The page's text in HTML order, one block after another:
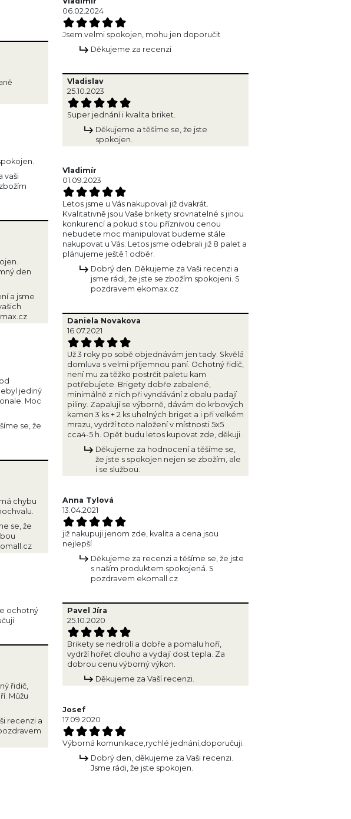
vaši
den
a jsme
jediný
Moc
se, že
chybu
se, že
ochotný
řidič,
Můžu
recenzi a
06.02.2024
Jsem velmi spokojen, mohu jen doporučit
Děkujeme za recenzi
Vladislav
25.10.2023
Super jednání i kvalita briket.
Děkujeme a těšíme se, že jste
spokojen.
Vladimír
01.09.2023
Letos jsme u Vás nakupovali již dvakrát.
Kvalitativně jsou Vaše brikety srovnatelné s jinou
konkurencí a pokud s tou příznivou cenou
nebudete moc manipulovat budeme stále
nakupovat u Vás. Letos jsme odebrali již 8 palet a
plánujeme ještě 1 odběr.
Dobrý den. Děkujeme za Vaši recenzi a
jsme rádi, že jste se zbožím spokojeni. S
pozdravem ekomax.cz
Daniela Novakova
16.07.2021
Už 3 roky po sobě objednávám jen tady. Skvělá
domluva s velmi příjemnou paní. Ochotný řidič,
není mu za těžko postrčit paletu kam
potřebujete. Brigety dobře zabalené,
minimálně z nich při vyndávání z obalu padají
piliny. Zapalují se výborně, dávám do krbových
kamen 3 ks + 2 ks uhelných briget a i při velkém
mrazu, vydrží toto naložení v místnosti 5x5
cca4-5 h. Opět budu letos kupovat zde, děkuji.
Děkujeme za hodnocení a těšíme se,
že jste s spokojen nejen se zbožím, ale
i se službou.
Anna Tylová
13.04.2021
již nakupuji jenom zde, kvalita a cena jsou
nejlepší
Děkujeme za recenzi a těšíme se, že jste
s naším produktem spokojená. S
pozdravem ekomall.cz
Pavel Jíra
25.10.2020
Brikety se nedrolí a dobře a pomalu hoří,
vydrží hořet dlouho a vydají dost tepla. Za
dobrou cenu výborný výkon.
Děkujeme za Vaší recenzi.
Josef
17.09.2020
Výborná komunikace,rychlé jednání,doporučuji.
Dobrý den, děkujeme za Vaši recenzi.
Jsme rádi, že jste spokojen.